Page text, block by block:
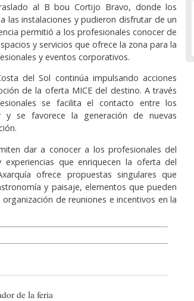
al B bou Cortijo Bravo, donde los
las instalaciones y pudieron disfrutar de un
permitió a los profesionales conocer de
y servicios que ofrece la zona para la
y eventos corporativos.
del Sol continúa impulsando acciones
de la oferta MICE del destino. A través
se facilita el contacto entre los
y se favorece la generación de nuevas
dar a conocer a los profesionales del
experiencias que enriquecen la oferta del
ofrece propuestas singulares que
y paisaje, elementos que pueden
de reuniones e incentivos en la
de la feria